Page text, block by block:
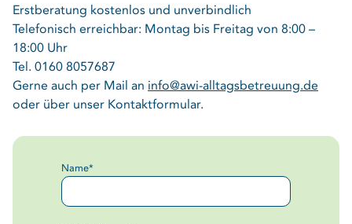
Erstberatung kostenlos und unverbindlich
Telefonisch erreichbar: Montag bis Freitag von 8:00 –
18:00 Uhr
Tel. 0160 8057687
Gerne auch per Mail an info@awi-alltagsbetreuung.de
oder über unser Kontaktformular.
Pflichtfeld
Name*